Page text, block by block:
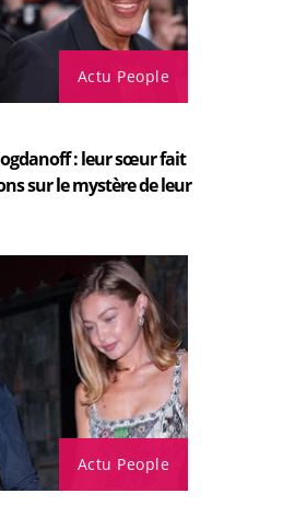
Actu People
: leur sœur fait
sur le mystère de leur
Actu People